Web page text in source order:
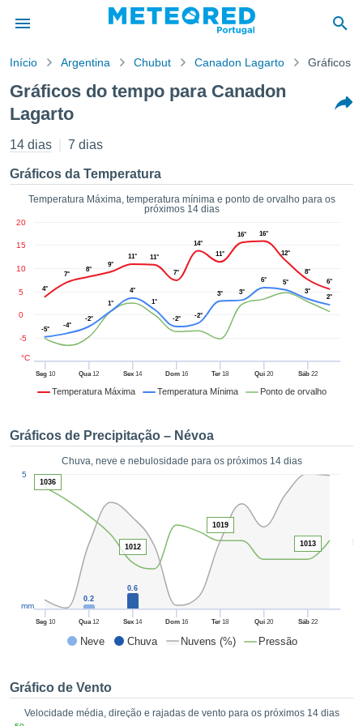
da
por
que as
a este
e
forma
digital
ou
permite-
a nossa
fornecer-
de alta
todos os
ou
no
como
um perfil
CONTINUAR
CONFIGURAÇÕES
Início Argentina Chubut Canadon Lagarto Gráficos
Gráficos do tempo para Canadon
Lagarto
14 dias 7 dias
Gráficos da Temperatura
Temperatura Máxima, temperatura mínima e ponto de orvalho para os
próximos 14 dias
Temperatura Máxima Temperatura Mínima Ponto de orvalho
Seg10 Qua12 Sex 14 Dom16 Ter 18 Qui 20 Sáb22
-5
0
5
10
15
20
°C
4°
7°
8°
9°
11° 11°
7°
14°
11°
16° 16°
12°
8°
6°
-5°
-4°
-2°
1°
4°
1°
-2° -2°
3° 3°
6°
5°
3°
2°
Gráficos de Precipitação – Névoa
Chuva, neve e nebulosidade para os próximos 14 dias
Neve Chuva Nuvens (%) Pressão
50
Seg10 Qua12 Sex 14 Dom16 Ter 18 Qui 20 Sáb22
5
mm
0.6
0.2
1036
1012
1019
1013
Gráfico de Vento
Velocidade média, direção e rajadas de vento para os próximos 14 dias